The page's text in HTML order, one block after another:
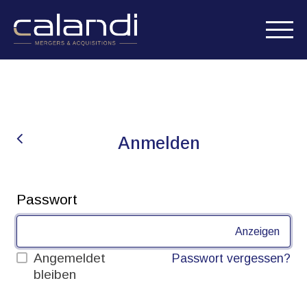
Anmelden
Passwort
Anzeigen
Angemeldet
bleiben
Passwort vergessen?